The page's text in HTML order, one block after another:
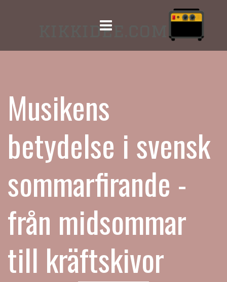
Menu
Musikens
betydelse i svensk
sommarfirande -
från midsommar
till kräftskivor